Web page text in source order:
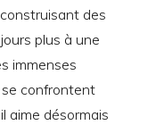
des
plus à une
immenses
se confrontent
aime désormais